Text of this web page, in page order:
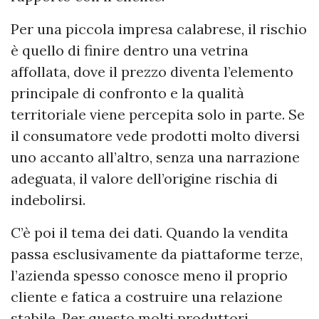
Per una piccola impresa calabrese, il rischio
è quello di finire dentro una vetrina
affollata, dove il prezzo diventa l’elemento
principale di confronto e la qualità
territoriale viene percepita solo in parte. Se
il consumatore vede prodotti molto diversi
uno accanto all’altro, senza una narrazione
adeguata, il valore dell’origine rischia di
indebolirsi.
C’è poi il tema dei dati. Quando la vendita
passa esclusivamente da piattaforme terze,
l’azienda spesso conosce meno il proprio
cliente e fatica a costruire una relazione